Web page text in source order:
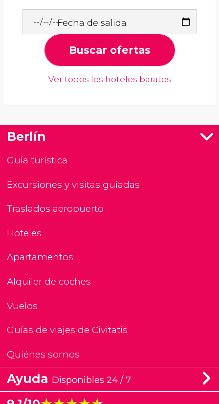
Fecha de salida
Buscar ofertas
Ver todos los hoteles baratos
Berlín
Guía turística
Excursiones y visitas guiadas
Traslados aeropuerto
Hoteles
Apartamentos
Alquiler de coches
Vuelos
Guías de viajes de Civitatis
Quiénes somos
Ayuda Disponibles 24 / 7